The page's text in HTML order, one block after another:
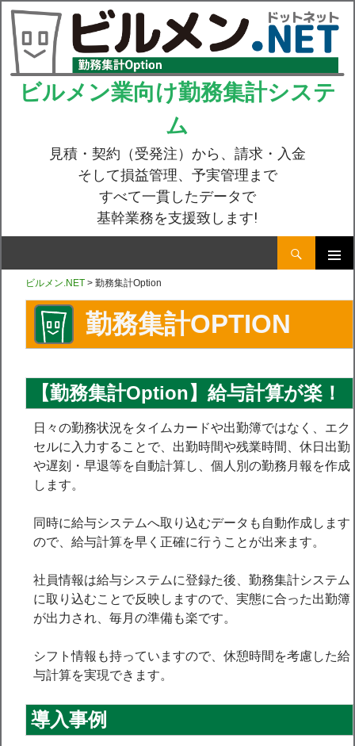
ビルメン業向け勤務集計システ
ム
見積・契約（受発注）から、請求・入金
そして損益管理、予実管理まで
すべて一貫したデータで
基幹業務を支援致します!
コ
ビルメン.NET > 勤務集計Option
勤務集計OPTION
【勤務集計Option】給与計算が楽！
日々の勤務状況をタイムカードや出勤簿ではなく、エク
セルに入力することで、出勤時間や残業時間、休日出勤
や遅刻・早退等を自動計算し、個人別の勤務月報を作成
します。
同時に給与システムへ取り込むデータも自動作成します
ので、給与計算を早く正確に行うことが出来ます。
社員情報は給与システムに登録た後、勤務集計システム
に取り込むことで反映しますので、実態に合った出勤簿
が出力され、毎月の準備も楽です。
シフト情報も持っていますので、休憩時間を考慮した給
与計算を実現できます。
導入事例